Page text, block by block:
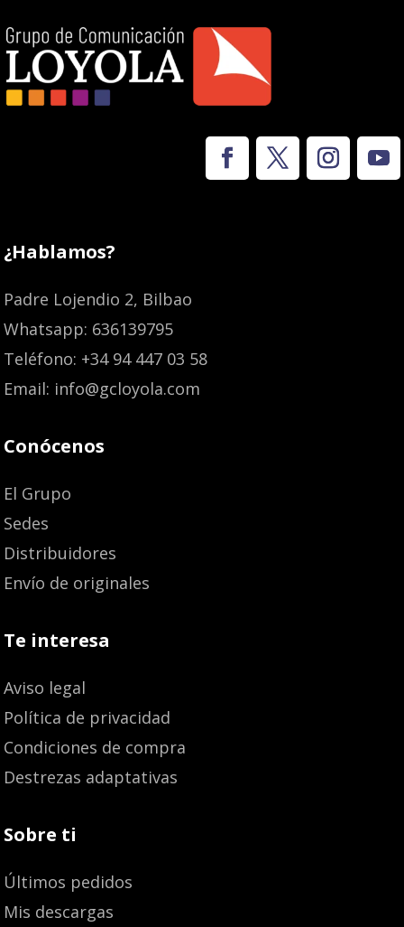
¿Hablamos?
Padre Lojendio 2, Bilbao
Whatsapp: 636139795
Teléfono: +34 94 447 03 58
Email: info@gcloyola.com
Conócenos
El Grupo
Sedes
Distribuidores
Envío de originales
Te interesa
Aviso legal
Política de privacidad
Condiciones de compra
Destrezas adaptativas
Sobre ti
Últimos pedidos
Mis descargas